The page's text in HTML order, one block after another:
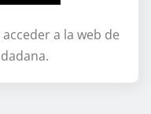
a la web de